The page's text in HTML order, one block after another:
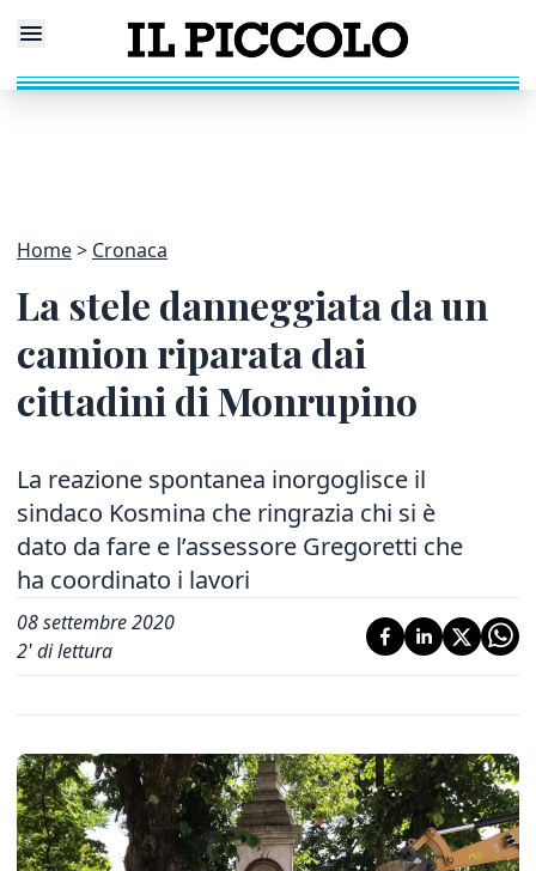
Home Cronaca
La stele danneggiata da un
camion riparata dai
cittadini di Monrupino
La reazione spontanea inorgoglisce il
sindaco Kosmina che ringrazia chi si è
dato da fare e l’assessore Gregoretti che
ha coordinato i lavori
08 settembre 2020
2' di lettura